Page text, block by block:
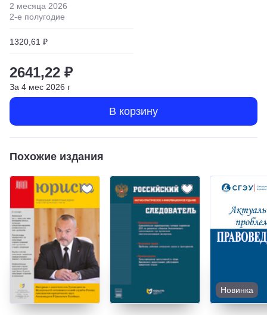
2 месяца 2026
2-е полугодие
1320,61 ₽
2641,22 ₽
За 4 мес 2026 г
В корзину
Похожие издания
Новинка